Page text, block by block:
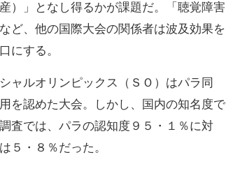
）」となし得るかが課題だ。「聴覚障害
ど、他の国際大会の関係者は波及効果を
にする。
ャルオリンピックス（ＳＯ）はパラ同
を認めた大会。しかし、国内の知名度で
査では、パラの認知度９５・１％に対
５・８％だった。